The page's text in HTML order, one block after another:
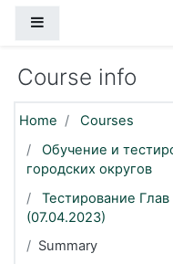
Course info
Home
Courses
Обучение и
городских округов
Тестирование
(07.04.2023)
Summary